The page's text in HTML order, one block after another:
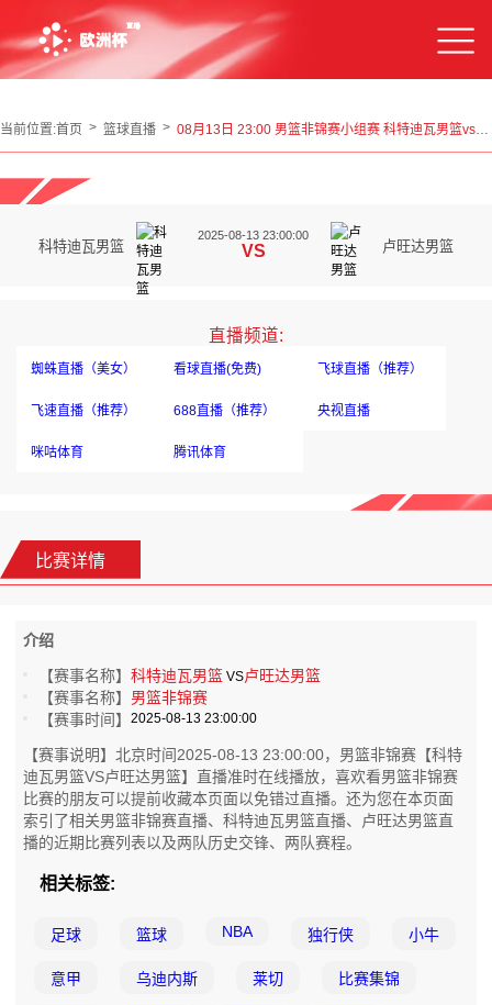
当前位置:首页 篮球直播
科特迪瓦男篮
2025-08-13 23:00:00
VS 卢旺达男篮
直播频道:
蜘蛛直播（美女） 看球直播(免费) 飞球直播（推荐）
飞速直播（推荐） 688直播（推荐） 央视直播
咪咕体育 腾讯体育
比赛详情
介绍
【赛事名称】科特迪瓦男篮 VS卢旺达男篮
【赛事名称】 男篮非锦赛
【赛事时间】2025-08-13 23:00:00
【赛事说明】北京时间2025-08-13 23:00:00，男篮非锦赛【科特
迪瓦男篮VS卢旺达男篮】直播准时在线播放，喜欢看男篮非锦赛
比赛的朋友可以提前收藏本页面以免错过直播。还为您在本页面
索引了相关男篮非锦赛直播、科特迪瓦男篮直播、卢旺达男篮直
播的近期比赛列表以及两队历史交锋、两队赛程。
相关标签:
足球 篮球 NBA 独行侠 小牛
意甲 乌迪内斯 莱切 比赛集锦